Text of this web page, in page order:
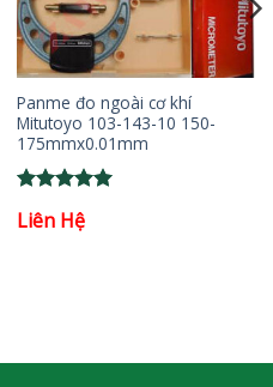
Panme đo ngoài cơ khí
Mitutoyo 103-143-10 150-
175mmx0.01mm
out of 5
Liên Hệ